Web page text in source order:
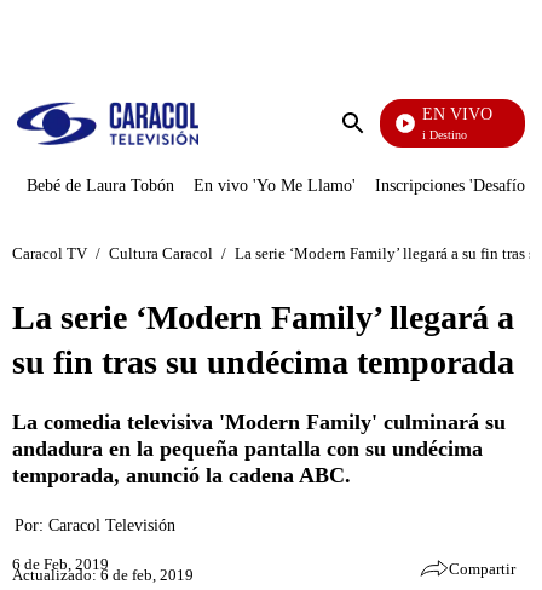
Enviar
EN VIVO
El Juego De Mi Destino
Bebé de Laura Tobón En vivo 'Yo Me Llamo' Inscripciones 'Desafío'
Caracol TV / Cultura Caracol / La serie ‘Modern Family’ llegará a su fin tras
La serie ‘Modern Family’ llegará a
su fin tras su undécima temporada
La comedia televisiva 'Modern Family' culminará su
andadura en la pequeña pantalla con su undécima
temporada, anunció la cadena ABC.
Por: Caracol Televisión
6 de Feb, 2019
Actualizado: 6 de feb, 2019 Compartir